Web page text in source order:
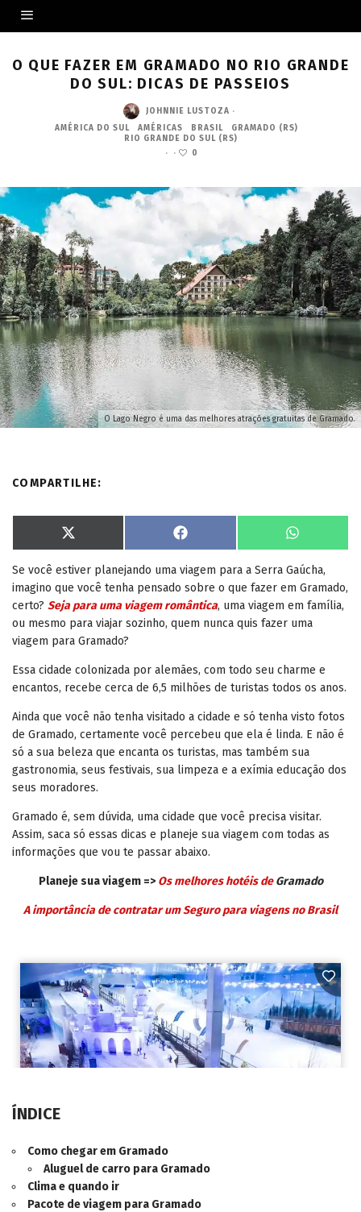
O QUE FAZER EM GRAMADO NO RIO GRANDE
DO SUL: DICAS DE PASSEIOS
JOHNNIE LUSTOZA ·
AMÉRICA DO SUL
AMÉRICAS BRASIL
GRAMADO (RS)
RIO GRANDE DO SUL (RS)
·
· 0
O Lago Negro é uma das melhores atrações gratuitas de Gramado.
COMPARTILHE:
S
h
r
o
n
X
(
w
t
t
e
r
)
S
h
r
o
n
F
a
e
b
o
o
S
h
r
e
o
n
W
h
t
s
A
p
Se você estiver planejando uma viagem para a Serra Gaúcha,
imagino que você tenha pensado sobre o que fazer em Gramado,
certo? Seja para uma viagem romântica, uma viagem em família,
ou mesmo para viajar sozinho, quem nunca quis fazer uma
viagem para Gramado?
Essa cidade colonizada por alemães, com todo seu charme e
encantos, recebe cerca de 6,5 milhões de turistas todos os anos.
Ainda que você não tenha visitado a cidade e só tenha visto fotos
de Gramado, certamente você percebeu que ela é linda. E não é
só a sua beleza que encanta os turistas, mas também sua
gastronomia, seus festivais, sua limpeza e a exímia educação dos
seus moradores.
Gramado é, sem dúvida, uma cidade que você precisa visitar.
Assim, saca só essas dicas e planeje sua viagem com todas as
informações que vou te passar abaixo.
Planeje sua viagem => Os melhores hotéis deGramado
A importância de contratar um Seguro para viagens no Brasil
ÍNDICE
Como chegarem Gramado
Aluguel de carro para Gramado
Clima e quando ir
Pacote de viagem para Gramado